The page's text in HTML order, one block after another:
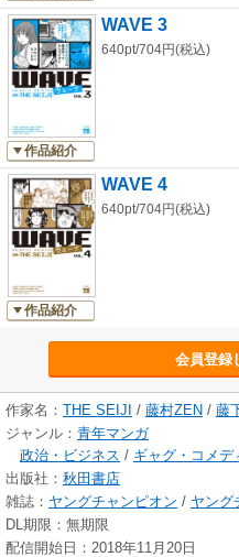
作品紹介
WAVE 3
640pt/704円(税込)
作品紹介
WAVE 4
640pt/704円(税込)
会員登録
作家名： THE SEIJI / 藤村ZEN / 藤
ジャンル： 青年マンガ
政治・ビジネス / ギャグ・コメデ
出版社： 秋田書店
雑誌： ヤングチャンピオン / ヤング
DL期限：無期限
配信開始日：2018年11月20日